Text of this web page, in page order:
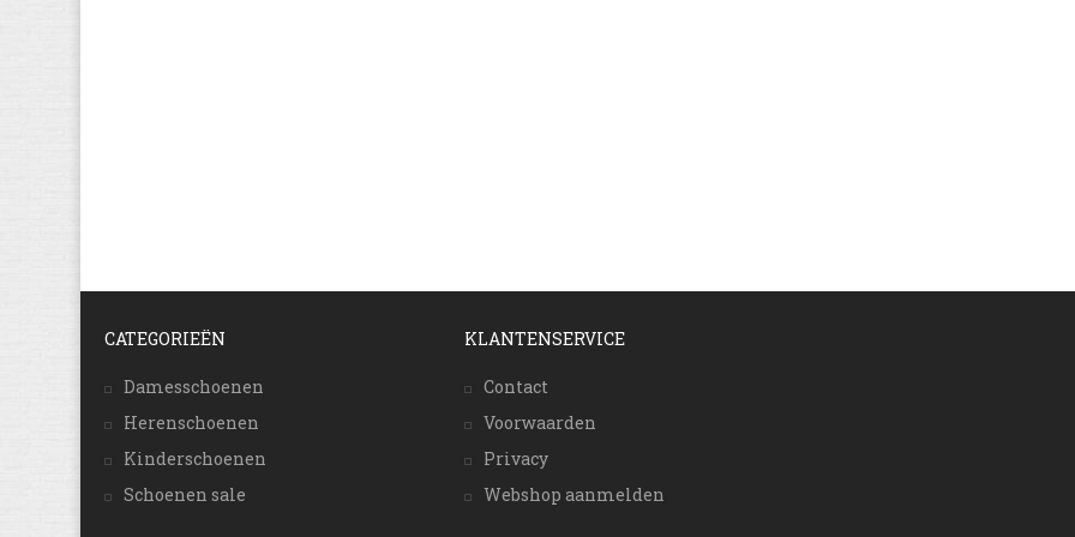
CATEGORIEËN
Damesschoenen
Herenschoenen
Kinderschoenen
Schoenen sale
KLANTENSERVICE
Contact
Voorwaarden
Privacy
Webshop aanmelden